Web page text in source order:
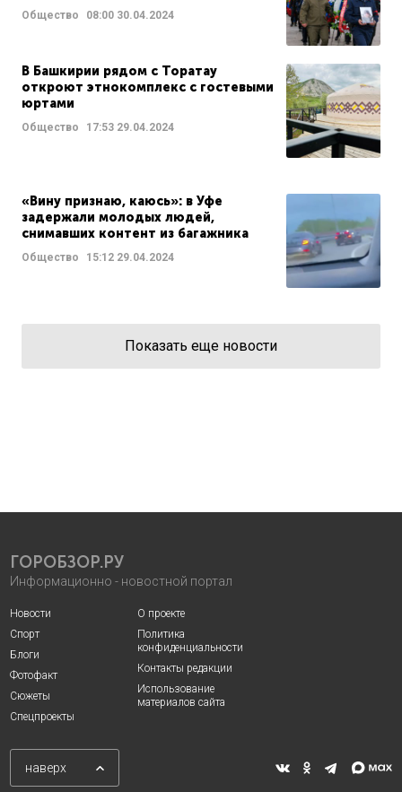
Общество 08:00 30.04.2024
В Башкирии рядом с Торатау
откроют этнокомплекс с гостевыми
юртами
Общество 17:53 29.04.2024
«Вину признаю, каюсь»: в Уфе
задержали молодых людей,
снимавших контент из багажника
Общество 15:12 29.04.2024
Показать еще новости
ГОРОБЗОР.РУ
Информационно - новостной портал
Новости
Спорт
Блоги
Фотофакт
Сюжеты
Спецпроекты
О проекте
Политика
конфиденциальности
Контакты редакции
Использование
материалов сайта
наверх